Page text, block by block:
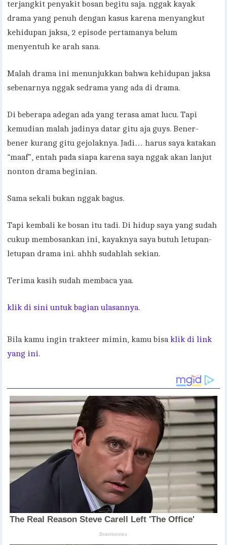
terjangkit penyakit bosan begitu saja. nggak kayak
drama yang penuh dengan kasus karena menyangkut
kehidupan jaksa, 2 episode pertamanya belum
menyentuh ke arah sana.
Malah drama ini menunjukkan bahwa kehidupan jaksa
sebenarnya nggak sedrama yang ada di drama.
Di beberapa adegan ada yang terasa amat lucu. Tapi
kemudian malah jadinya datar gitu aja guys. Bener-
bener kurang gitu gejolaknya. Jadi… harus saya katakan
“maaf”, entah pada siapa karena saya nggak akan lanjut
nonton drama beginian.
Sama sekali bukan nggak bagus.
Tapi kembali ke bosan itu tadi. Di hidup saya yang sudah
cukup membosankan ini, kayaknya saya butuh letupan-
letupan drama ini. ahhh sudahlah sekian.
Terima kasih sudah membaca yaa.
klik di sini untuk bagian ulasannya.
Bila kamu ingin trakteer mimin, kamu bisaklik di link
yang ini.